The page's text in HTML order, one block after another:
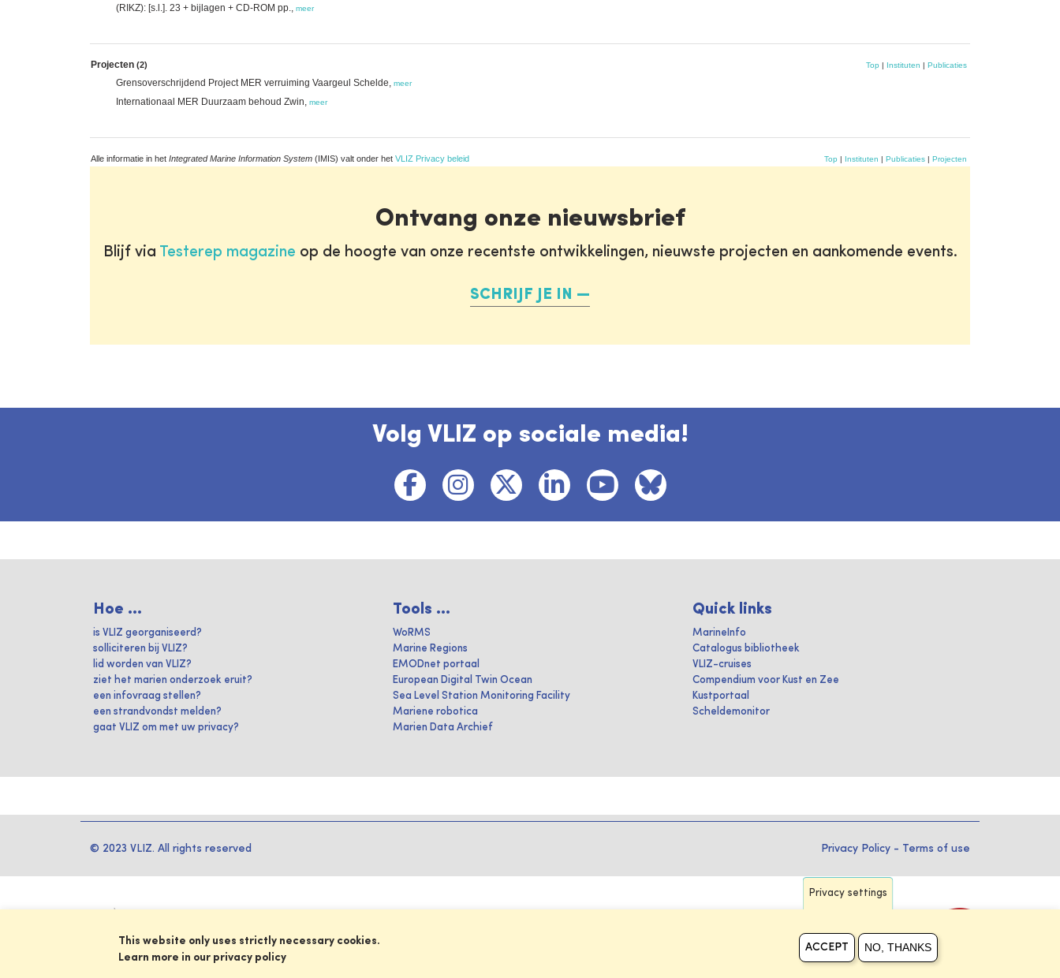
(RIKZ): [s.l.]. 23 + bijlagen + CD-ROM pp., meer
Projecten (2) Top | Instituten | Publicaties
Grensoverschrijdend Project MER verruiming Vaargeul Schelde, meer
Internationaal MER Duurzaam behoud Zwin, meer
Alle informatie in het Integrated Marine Information System (IMIS) valt onder het VLIZ Privacy beleid Top | Instituten | Publicaties | Projecten
Ontvang onze nieuwsbrief
Blijf via Testerep magazine op de hoogte van onze recentste ontwikkelingen, nieuwste projecten en aankomende events.
SCHRIJF JE IN
Volg VLIZ op sociale media!
Hoe ...
is VLIZ georganiseerd?
solliciteren bij VLIZ?
lid worden van VLIZ?
ziet het marien onderzoek eruit?
een infovraag stellen?
een strandvondst melden?
gaat VLIZ om met uw privacy?
Tools ...
WoRMS
Marine Regions
EMODnet portaal
European Digital Twin Ocean
Sea Level Station Monitoring Facility
Mariene robotica
Marien Data Archief
Quick links
MarineInfo
Catalogus bibliotheek
VLIZ-cruises
Compendium voor Kust en Zee
Kustportaal
Scheldemonitor
© 2023 VLIZ. All rights reserved Privacy Policy - Terms of use
Privacy settings
This website only uses strictly necessary cookies.
Learn more in our privacy policy
ACCEPT NO, THANKS